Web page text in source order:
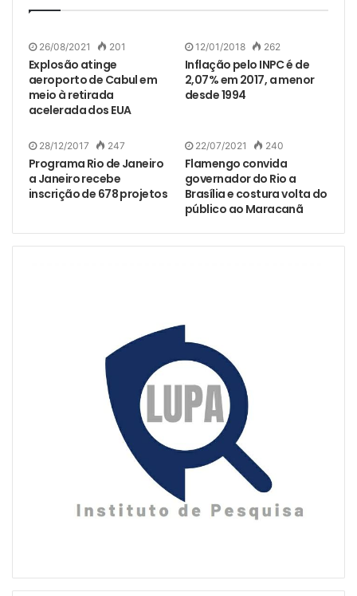
26/08/2021 201
Explosão atinge
aeroporto de Cabul em
meio à retirada
acelerada dos EUA
12/01/2018 262
Inflação pelo INPC é de
2,07% em 2017, a menor
desde 1994
28/12/2017 247
Programa Rio de Janeiro
a Janeiro recebe
inscrição de 678 projetos
22/07/2021 240
Flamengo convida
governador do Rio a
Brasília e costura volta do
público ao Maracanã